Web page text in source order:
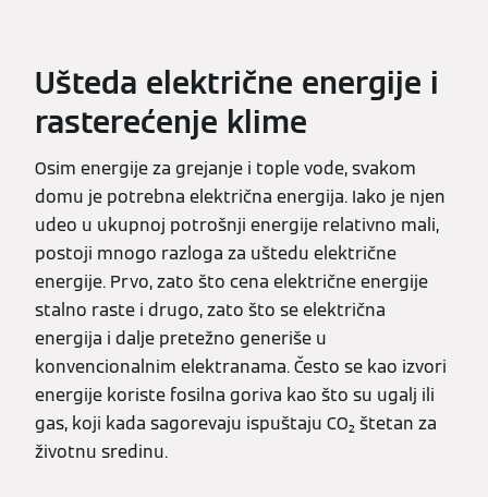
Ušteda električne energije i
rasterećenje klime
Osim energije za grejanje i tople vode, svakom
domu je potrebna električna energija. Iako je njen
udeo u ukupnoj potrošnji energije relativno mali,
postoji mnogo razloga za uštedu električne
energije. Prvo, zato što cena električne energije
stalno raste i drugo, zato što se električna
energija i dalje pretežno generiše u
konvencionalnim elektranama. Često se kao izvori
energije koriste fosilna goriva kao što su ugalj ili
gas, koji kada sagorevaju ispuštaju CO₂ štetan za
životnu sredinu.